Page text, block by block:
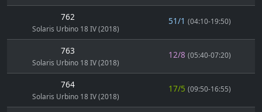
762
Solaris Urbino 18 IV (2018)
51/1 (04:10-19:50)
763
Solaris Urbino 18 IV (2018)
12/8 (05:40-07:20)
764
Solaris Urbino 18 IV (2018)
17/5 (09:50-16:55)